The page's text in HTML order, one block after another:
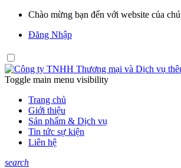
Chào mừng bạn đến với website của
Đăng Nhập
Toggle main menu visibility
Trang chủ
Giới thiệu
Sản phẩm & Dịch vụ
Tin tức sự kiện
Liên hệ
search